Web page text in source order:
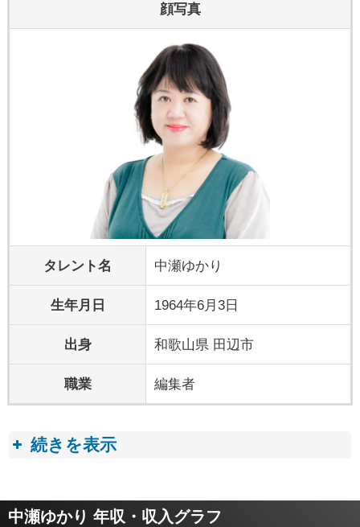
顔写真
タレント名 中瀬ゆかり
生年月日 1964年6月3日
出身 和歌山県 田辺市
職業 編集者
続きを表示
プロフィールトピック
中瀬ゆかり 年収・収入グラフ